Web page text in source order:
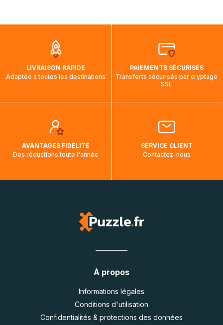
par bateau et peuvent nécessiter actuellement jusqu'à 2
mois et demi pour arriver à destination. Il est donc normal
que pendant la traversée, le suivi de votre commande ne
soit pas modifié. Ce dernier reprendra lorsque votre colis
aura touché terre.
LIVRAISON RAPIDE
Adaptée à toutes les destinations
PAIEMENTS SÉCURISÉS
Transferts sécurisés par cryptage
SSL
AVANTAGES FIDÉLITÉ
Des réductions toute l'année
SERVICE CLIENT
Contactez-nous
À propos
Informations légales
Conditions d'utilisation
Confidentialités & protections des données